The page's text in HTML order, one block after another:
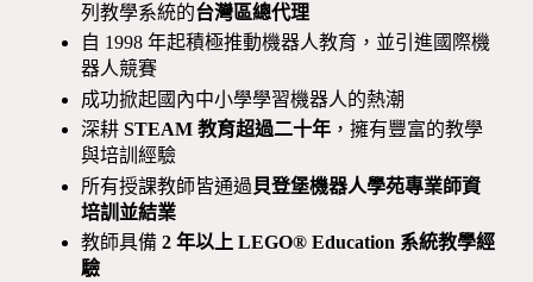
列教學系統的台灣區總代理
自 1998 年起積極推動機器人教育，並引進國際機
器人競賽
成功掀起國內中小學學習機器人的熱潮
深耕STEAM 教育超過二十年 ，擁有豐富的教學
與培訓經驗
所有授課教師皆通過貝登堡機器人學苑專業師資
培訓並結業
教師具備2 年以上 LEGO® Education 系統教學經
驗